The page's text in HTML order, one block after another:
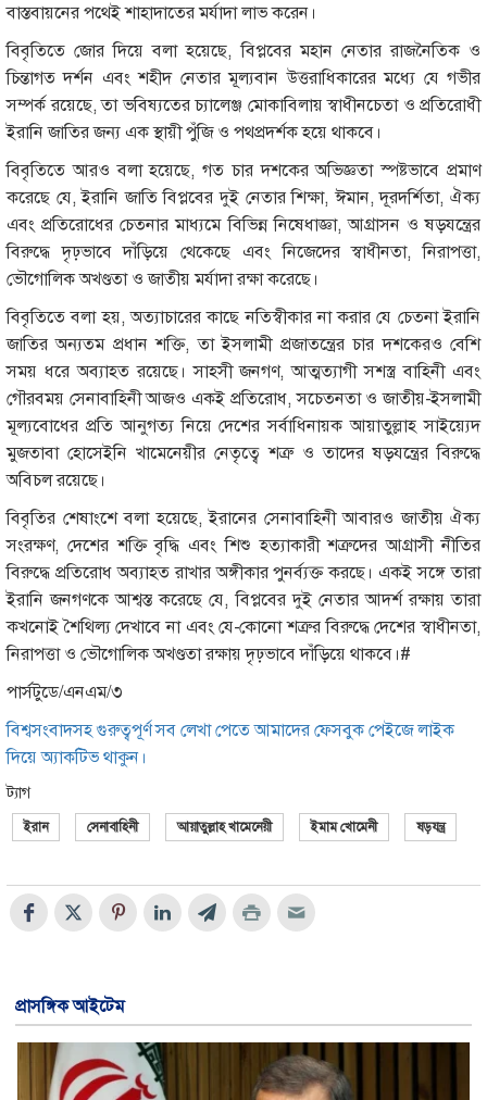
বাস্তবায়নের পথেই শাহাদাতের মর্যাদা লাভ করেন।
বিবৃতিতে জোর দিয়ে বলা হয়েছে, বিপ্লবের মহান নেতার রাজনৈতিক ও
চিন্তাগত দর্শন এবং শহীদ নেতার মূল্যবান উত্তরাধিকারের মধ্যে যে গভীর
সম্পর্ক রয়েছে, তা ভবিষ্যতের চ্যালেঞ্জ মোকাবিলায় স্বাধীনচেতা ও প্রতিরোধী
ইরানি জাতির জন্য এক স্থায়ী পুঁজি ও পথপ্রদর্শক হয়ে থাকবে।
বিবৃতিতে আরও বলা হয়েছে, গত চার দশকের অভিজ্ঞতা স্পষ্টভাবে প্রমাণ
করেছে যে, ইরানি জাতি বিপ্লবের দুই নেতার শিক্ষা, ঈমান, দূরদর্শিতা, ঐক্য
এবং প্রতিরোধের চেতনার মাধ্যমে বিভিন্ন নিষেধাজ্ঞা, আগ্রাসন ও ষড়যন্ত্রের
বিরুদ্ধে দৃঢ়ভাবে দাঁড়িয়ে থেকেছে এবং নিজেদের স্বাধীনতা, নিরাপত্তা,
ভৌগোলিক অখণ্ডতা ও জাতীয় মর্যাদা রক্ষা করেছে।
বিবৃতিতে বলা হয়, অত্যাচারের কাছে নতিস্বীকার না করার যে চেতনা ইরানি
জাতির অন্যতম প্রধান শক্তি, তা ইসলামী প্রজাতন্ত্রের চার দশকেরও বেশি
সময় ধরে অব্যাহত রয়েছে। সাহসী জনগণ, আত্মত্যাগী সশস্ত্র বাহিনী এবং
গৌরবময় সেনাবাহিনী আজও একই প্রতিরোধ, সচেতনতা ও জাতীয়-ইসলামী
মূল্যবোধের প্রতি আনুগত্য নিয়ে দেশের সর্বাধিনায়ক আয়াতুল্লাহ সাইয়্যেদ
মুজতাবা হোসেইনি খামেনেয়ীর নেতৃত্বে শত্রু ও তাদের ষড়যন্ত্রের বিরুদ্ধে
অবিচল রয়েছে।
বিবৃতির শেষাংশে বলা হয়েছে, ইরানের সেনাবাহিনী আবারও জাতীয় ঐক্য
সংরক্ষণ, দেশের শক্তি বৃদ্ধি এবং শিশু হত্যাকারী শত্রুদের আগ্রাসী নীতির
বিরুদ্ধে প্রতিরোধ অব্যাহত রাখার অঙ্গীকার পুনর্ব্যক্ত করছে। একই সঙ্গে তারা
ইরানি জনগণকে আশ্বস্ত করেছে যে, বিপ্লবের দুই নেতার আদর্শ রক্ষায় তারা
কখনোই শৈথিল্য দেখাবে না এবং যে-কোনো শত্রুর বিরুদ্ধে দেশের স্বাধীনতা,
নিরাপত্তা ও ভৌগোলিক অখণ্ডতা রক্ষায় দৃঢ়ভাবে দাঁড়িয়ে থাকবে।#
পার্সটুডে/এনএম/৩
বিশ্বসংবাদসহ গুরুত্বপূর্ণ সব লেখা পেতে আমাদের ফেসবুক পেইজে লাইক
দিয়ে অ্যাকটিভ থাকুন।
ট্যাগ
ইরান সেনাবাহিনী আয়াতুল্লাহ খামেনেয়ী ইমাম খোমেনী ষড়যন্ত্র
প্রাসঙ্গিক আইটেম